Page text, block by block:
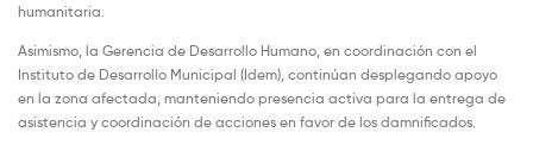
humanitaria.
Asimismo, la Gerencia de Desarrollo Humano, en coordinación con el
Instituto de Desarrollo Municipal (Idem), continúan desplegando apoyo
en la zona afectada, manteniendo presencia activa para la entrega de
asistencia y coordinación de acciones en favor de los damnificados.